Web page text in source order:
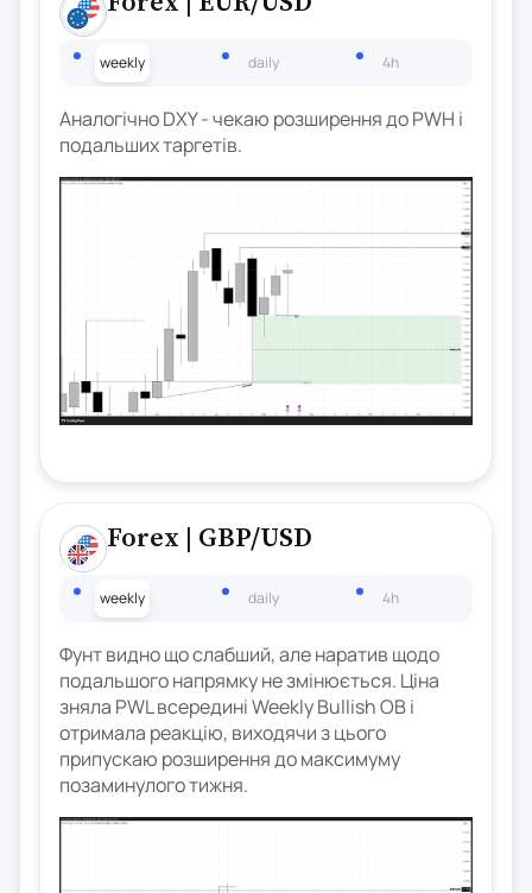
weekly daily 4h
Аналогічно DXY - чекаю розширення до PWH і
подальших таргетів.
Forex | GBP/USD
weekly daily 4h
Фунт видно що слабший, але наратив щодо
подальшого напрямку не змінюється. Ціна
зняла PWL всередині Weekly Bullish OB і
отримала реакцію, виходячи з цього
припускаю розширення до максимуму
позаминулого тижня.